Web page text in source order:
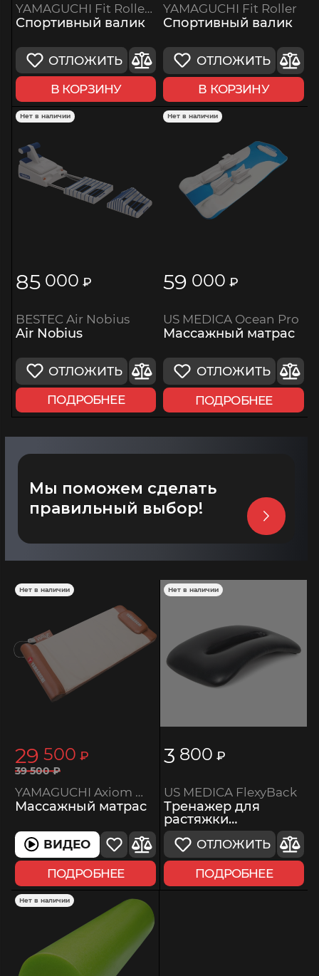
YAMAGUCHI Fit Roller (серый)
Спортивный валик
ОТЛОЖИТЬ
В КОРЗИНУ
YAMAGUCHI Fit Roller
Спортивный валик
ОТЛОЖИТЬ
В КОРЗИНУ
Нет в наличии
85 000 ₽
BESTEC Air Nobius
Air Nobius
ОТЛОЖИТЬ
ПОДРОБНЕЕ
Нет в наличии
59 000 ₽
US MEDICA Ocean Pro
Массажный матрас
ОТЛОЖИТЬ
ПОДРОБНЕЕ
Мы поможем сделать
правильный выбор!
Нет в наличии
29 500 ₽
39 500₽
YAMAGUCHI Axiom Wave
Массажный матрас
ВИДЕО
ПОДРОБНЕЕ
Нет в наличии
3 800 ₽
US MEDICA FlexyBack
Тренажер для
растяжки
позвоночника
ОТЛОЖИТЬ
ПОДРОБНЕЕ
Нет в наличии